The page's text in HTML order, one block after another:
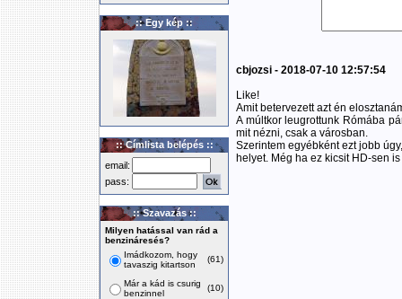
:: Egy kép ::
:: Címlista belépés ::
email:
pass:
:: Szavazás ::
Milyen hatással van rád a
benzináresés?
Imádkozom, hogy
tavaszig kitartson
(61)
Már a kád is csurig
benzinnel
(10)
cbjozsi - 2018-07-10 12:57:54
Like!
Amit betervezett azt én
A múltkor leugrottunk Rómába
mit nézni, csak a városban.
Szerintem egyébként ezt jobb
helyet. Még ha ez kicsit HD-sen